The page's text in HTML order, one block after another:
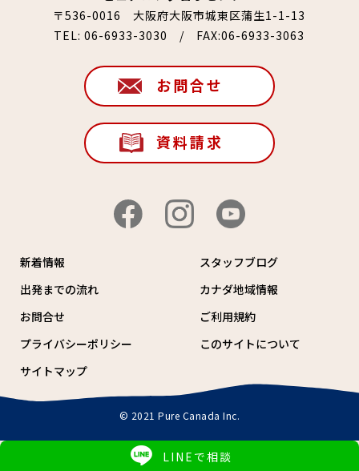
LINEで相談
〒536-0016 大阪府大阪市城東区蒲生1-1-13
TEL:06-6933-3030 / FAX:06-6933-3063
お問合せ
資料請求
新着情報
スタッフブログ
出発までの流れ
カナダ地域情報
お問合せ
ご利用規約
プライバシーポリシー
このサイトについて
サイトマップ
© 2021 Pure Canada Inc.